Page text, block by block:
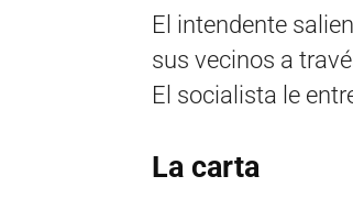
El intendente
sus vecinos a
El socialista le
La carta